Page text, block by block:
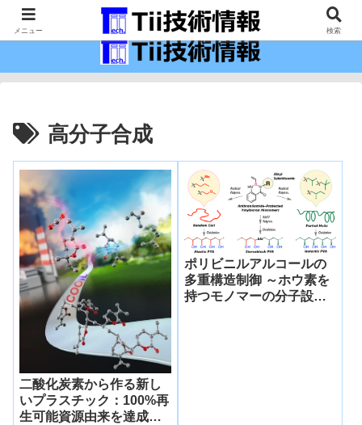
最新の科学技術の情報インフラ。
高分子合成
二酸化炭素から作る新し
いプラスチック：100%再
生可能資源由来を達成～
ポリビニルアルコールの
多重構造制御 ～ホウ素を
持つモノマーの分子設計
メニュー 検索